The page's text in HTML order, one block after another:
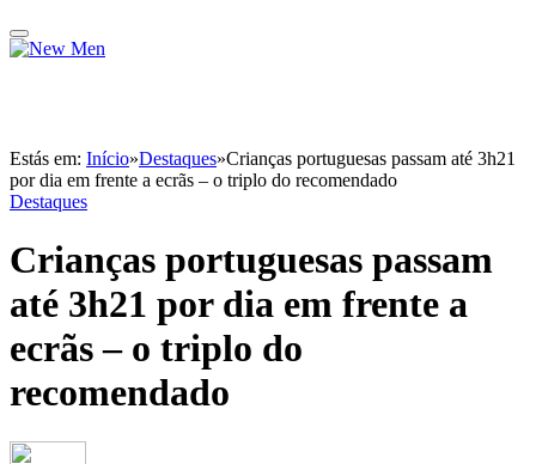
Estás em: Início»Destaques»Crianças portuguesas passam até 3h21
por dia em frente a ecrãs – o triplo do recomendado
Destaques
Crianças portuguesas passam
até 3h21 por dia em frente a
ecrãs – o triplo do
recomendado